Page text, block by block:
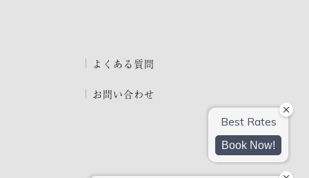
よくある質問
お問い合わせ